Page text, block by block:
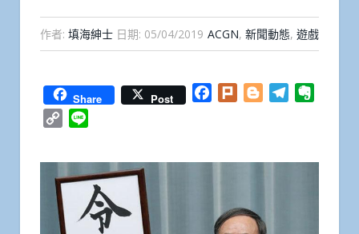
作者: 填海紳士 日期: 05/04/2019 ACGN, 新聞動態, 遊戲
Share Post Facebook
Plurk BloggerTelegram
Copy